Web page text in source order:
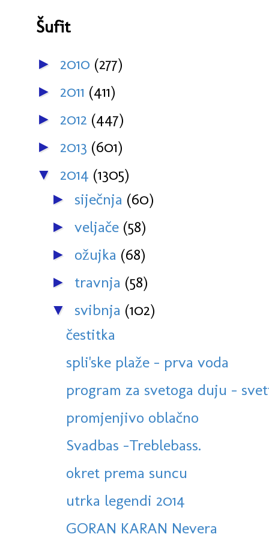
Šufit
► 2010 (277)
► 2011 (411)
► 2012 (447)
► 2013 (601)
▼ 2014 (1305)
► siječnja (60)
► veljače (58)
► ožujka (68)
► travnja (58)
▼ svibnja (102)
čestitka
spli'ske plaže - prva voda
program za svetoga duju -
promjenjivo oblačno
Svadbas -Treblebass.
okret prema suncu
utrka legendi 2014
GORAN KARAN Nevera